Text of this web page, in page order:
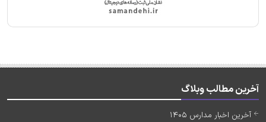
آخرین مطالب وبلاگ
آخرین اخبار مدارس 1405